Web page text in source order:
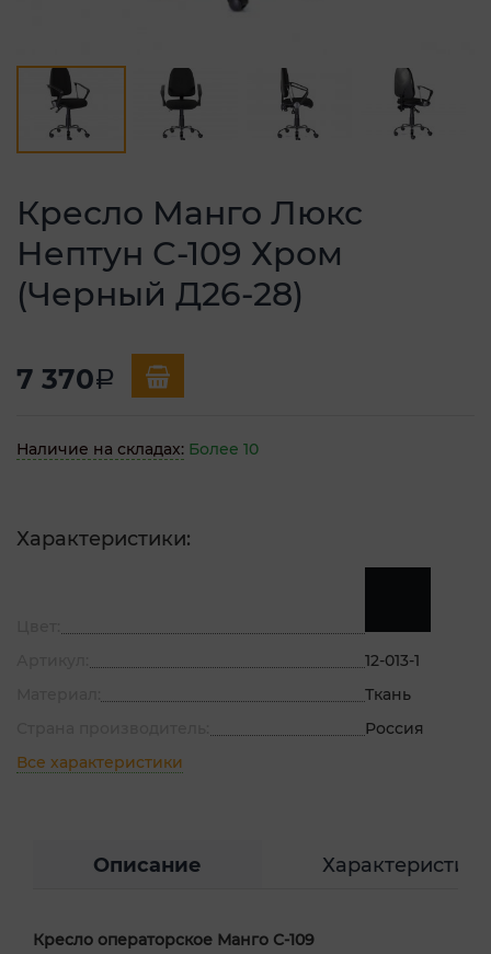
Кресло Манго Люкс
Нептун С-109 Хром
(Черный Д26-28)
7 370a
Наличие на складах: Более 10
Характеристики:
12-013-1
Ткань
Россия
Все характеристики
Описание Характеристики
Кресло операторское Манго С-109